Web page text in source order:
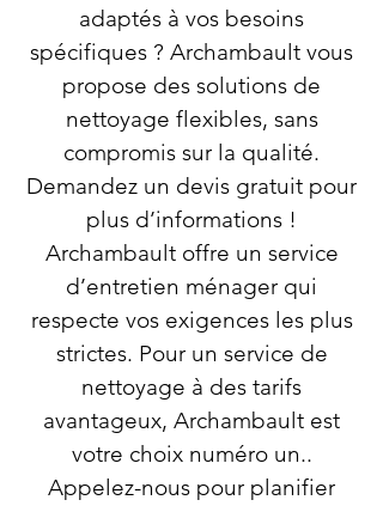
adaptés à vos besoins
spécifiques ? Archambault vous
propose des solutions de
nettoyage flexibles, sans
compromis sur la qualité.
Demandez un devis gratuit pour
plus d’informations !
Archambault offre un service
d’entretien ménager qui
respecte vos exigences les plus
strictes. Pour un service de
nettoyage à des tarifs
avantageux, Archambault est
votre choix numéro un..
Appelez-nous pour planifier